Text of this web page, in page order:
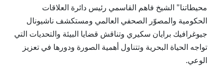
محيطاتنا" الشيخ فاهم القاسمي رئيس دائرة العلاقات
الحكومية والمصوّر الصحفي العالمي ومستكشف ناشيونال
جيوغرافيك برايان سكيري وتناقش قضايا البيئة والتحديات التي
تواجه الحياة البحرية وتتناول أهمية الصورة ودورها في تعزيز
الوعي.